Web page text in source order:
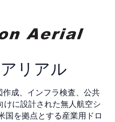
リアル
成、インフラ検査、公共
けに設計された無人航空シ
国を拠点とする産業用ドロ